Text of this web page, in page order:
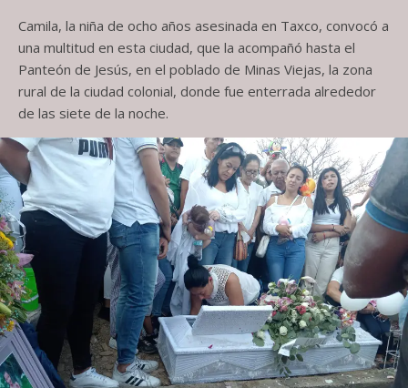
Camila, la niña de ocho años asesinada en Taxco, convocó a
una multitud en esta ciudad, que la acompañó hasta el
Panteón de Jesús, en el poblado de Minas Viejas, la zona
rural de la ciudad colonial, donde fue enterrada alrededor
de las siete de la noche.